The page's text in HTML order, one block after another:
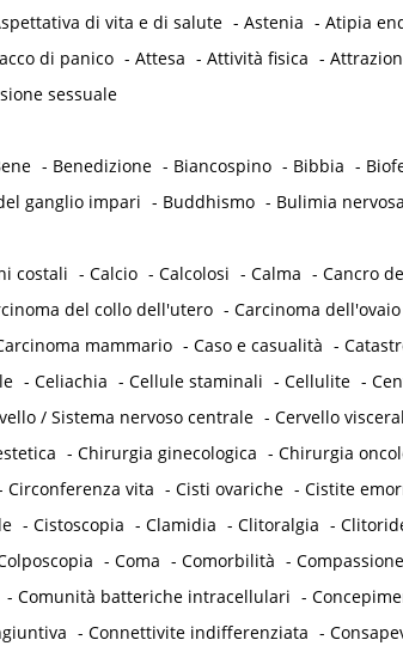
di vita e di salute - Astenia - Atipia
di panico - Attesa - Attività fisica -
sessuale
- Benedizione - Biancospino - Bibbia -
ganglio impari - Buddhismo - Bulimia nervosa
costali - Calcio - Calcolosi - Calma - Cancro
del collo dell'utero - Carcinoma dell'ovaio
mammario - Caso e casualità -
- Celiachia - Cellule staminali - Cellulite -
/ Sistema nervoso centrale - Cervello
- Chirurgia ginecologica - Chirurgia
Circonferenza vita - Cisti ovariche - Cistite
- Cistoscopia - Clamidia - Clitoralgia -
- Coma - Comorbilità - Compassione
- Comunità batteriche intracellulari -
- Connettivite indifferenziata -